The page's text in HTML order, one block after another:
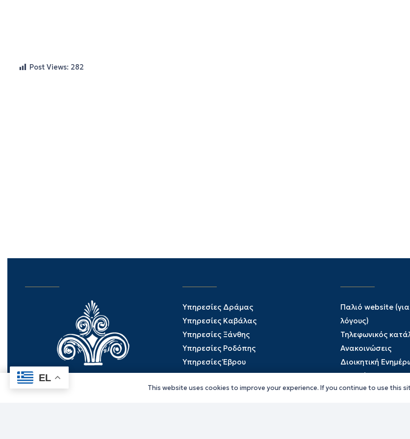
Post Views: 282
Υπηρεσίες Δράμας
Υπηρεσίες Καβάλας
Υπηρεσίες Ξάνθης
Υπηρεσίες Ροδόπης
Υπηρεσίες Έβρου
Παλιό website
λόγους)
Τηλεφωνικός
Ανακοινώσεις
Διοικητική
Εκδηλώσεις
Παραχωρήσεις Γής
EL
This website uses cookies to improve your experience. If you continue to use this